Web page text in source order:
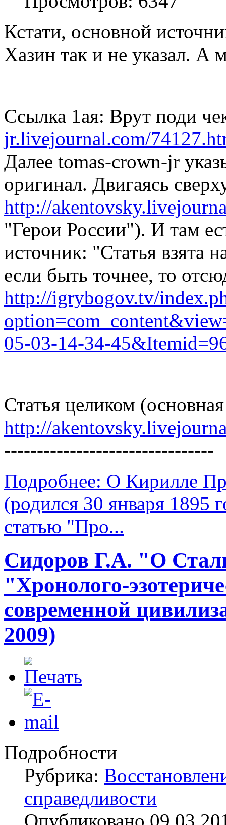
Кстати, основной
Хазин так и не указал. А
Ссылка 1ая: Врут поди
jr.livejournal.com/
Далее tomas-crown-jr
оригинал. Двигаясь
http://
"Герои России"). И там
источник: "Статья взята
если быть точнее, то
http://igrybogov.tv/
05-03-14-34-
Статья целиком
http://
--------------------------------
Подробнее: О Кирилле
(родился 30 января 1895
статью "Про...
Сидоров Г.А. "О
"Хронолого-
современной
2009)
Подробности
Рубрика:
справедливости